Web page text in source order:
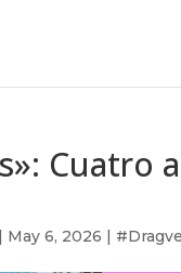
Cuatro
| May 6, 2026 |